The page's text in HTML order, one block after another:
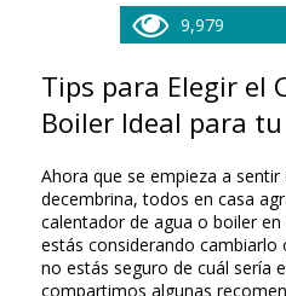
9,979
Tips para Elegir el
Boiler Ideal para
Ahora que se empieza a
decembrina, todos en casa
calentador de agua o boiler
estás considerando
no estás seguro de cuál sería
compartimos algunas